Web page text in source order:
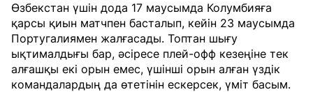
Өзбекстан үшін дода 17 маусымда Колумбияға
қарсы қиын матчпен басталып, кейін 23 маусымда
Португалиямен жалғасады. Топтан шығу
ықтималдығы бар, әсіресе плей-офф кезеңіне тек
алғашқы екі орын емес, үшінші орын алған үздік
командалардың да өтетінін ескерсек, үміт басым.